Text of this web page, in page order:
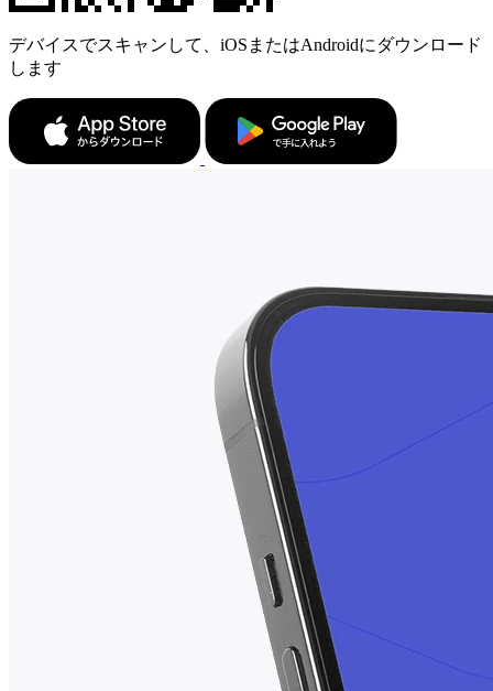
デバイスでスキャンして、iOSまたはAndroidにダウンロード
します